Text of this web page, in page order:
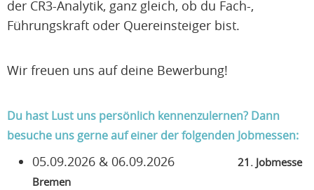
der CR3-Analytik, ganz gleich, ob du Fach-,
Führungskraft oder Quereinsteiger bist.
Wir freuen uns auf deine Bewerbung!
Du hast Lust uns persönlich kennenzulernen? Dann
besuche uns gerne auf einer der folgenden Jobmessen:
05.09.2026 & 06.09.2026
21. Jobmesse
Bremen